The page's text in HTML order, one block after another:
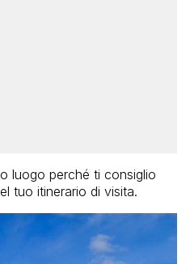
luogo perché ti consiglio
tuo itinerario di visita.